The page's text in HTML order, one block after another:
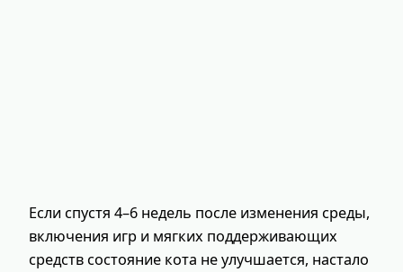
Если спустя 4–6 недель после изменения среды,
включения игр и мягких поддерживающих
средств состояние кота не улучшается, настало